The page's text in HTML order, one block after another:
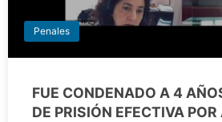
Penales
FUE CONDENADO A 4
DE PRISIÓN EFECTIVA